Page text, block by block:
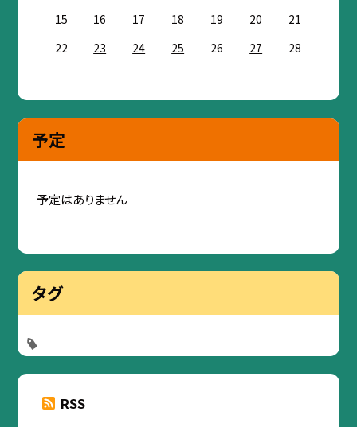
15
16 17 18 19 20
21
22
23 24 25 26 27 28
予定
予定はありません
タグ
RSS